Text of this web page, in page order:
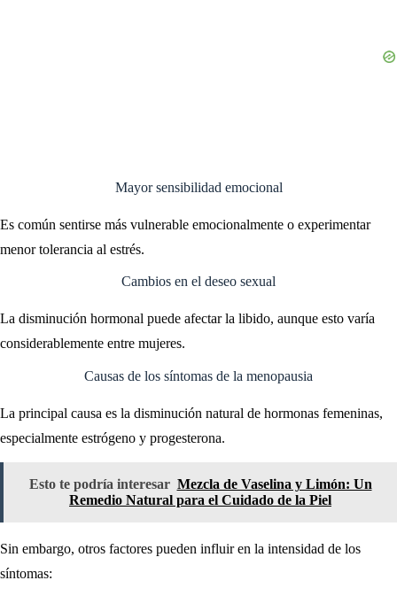
Mayor sensibilidad emocional
Es común sentirse más vulnerable emocionalmente o experimentar
menor tolerancia al estrés.
Cambios en el deseo sexual
La disminución hormonal puede afectar la libido, aunque esto varía
considerablemente entre mujeres.
Causas de los síntomas de la menopausia
La principal causa es la disminución natural de hormonas femeninas,
especialmente estrógeno y progesterona.
Esto te podría interesar Mezcla de Vaselina y Limón: Un
Remedio Natural para el Cuidado de la Piel
Sin embargo, otros factores pueden influir en la intensidad de los
síntomas: